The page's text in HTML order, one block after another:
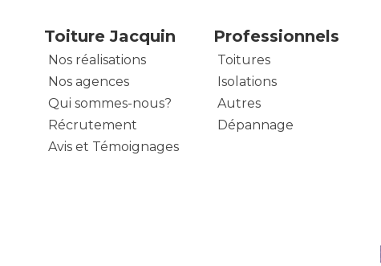
Toiture Jacquin
Nos réalisations
Nos agences
Qui sommes-nous?
Récrutement
Avis et Témoignages
Professionnels
Toitures
Isolations
Autres
Dépannage